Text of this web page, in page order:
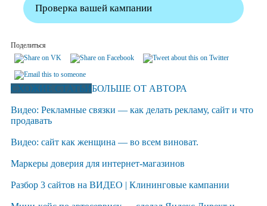
Проверка вашей кампании
Поделиться
СХОЖИЕ СТАТЬИБОЛЬШЕ ОТ АВТОРА
Видео: Рекламные связки — как делать рекламу, сайт и что
продавать
Видео: сайт как женщина — во всем виноват.
Маркеры доверия для интернет-магазинов
Разбор 3 сайтов на ВИДЕО | Клининговые кампании